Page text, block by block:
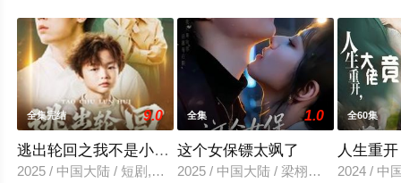
全集完结 9.0
逃出轮回之我不是小神童
2025 / 中国大陆 / 短剧,反转爽
全集 1.0
这个女保镖太飒了
2025 / 中国大陆 / 梁栩＆辛诗琪
全60集
人生重
2024 / 中